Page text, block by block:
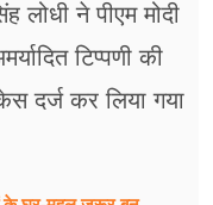
लोधी ने पीएम मोदी
टिप्पणी की
दर्ज कर लिया गया